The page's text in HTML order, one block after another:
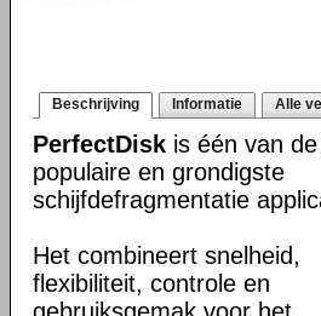
Beschrijving Informatie Alle
PerfectDisk is één van
populaire en grondigste
schijfdefragmentatie
Het combineert snelheid,
flexibiliteit, controle en